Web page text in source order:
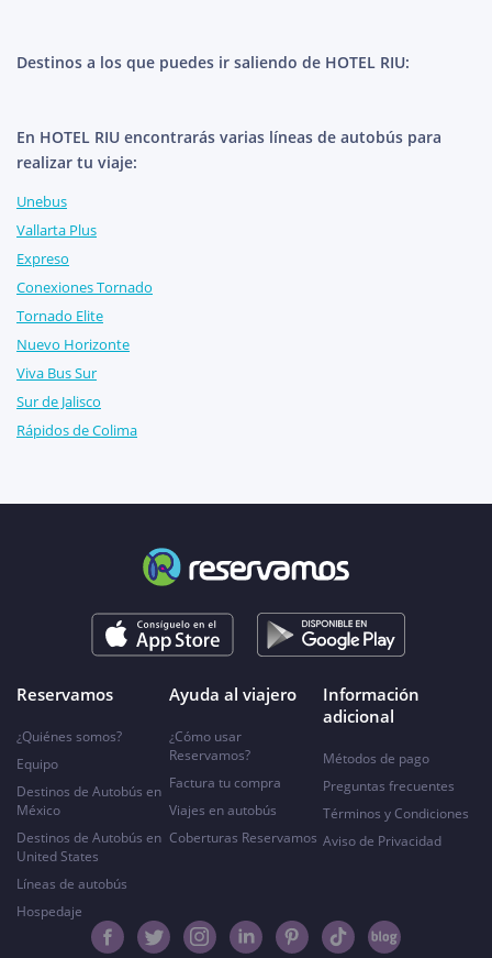
Destinos a los que puedes ir saliendo de HOTEL RIU:
En HOTEL RIU encontrarás varias líneas de autobús para
realizar tu viaje:
Unebus
Vallarta Plus
Expreso
Conexiones Tornado
Tornado Elite
Nuevo Horizonte
Viva Bus Sur
Sur de Jalisco
Rápidos de Colima
Reservamos
¿Quiénes somos?
Equipo
Destinos de Autobús en
México
Destinos de Autobús en
United States
Líneas de autobús
Hospedaje
Ayuda al viajero
¿Cómo usar
Reservamos?
Factura tu compra
Viajes en autobús
Coberturas Reservamos
Información
adicional
Métodos de pago
Preguntas frecuentes
Términos y Condiciones
Aviso de Privacidad